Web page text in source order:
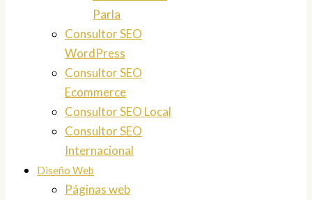
Parla
Consultor SEO
WordPress
Consultor SEO
Ecommerce
Consultor SEO Local
Consultor SEO
Internacional
Diseño Web
Páginas web